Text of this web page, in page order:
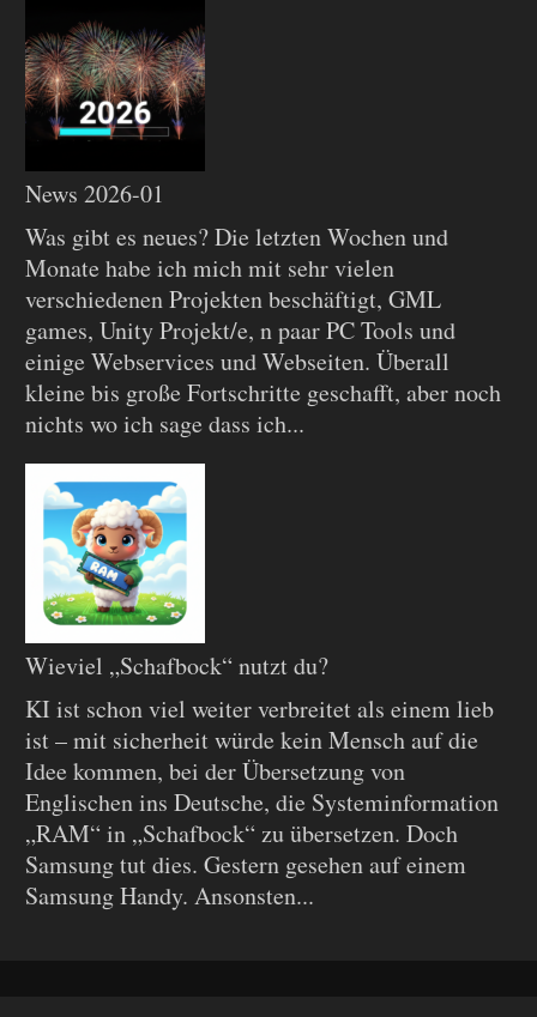
News 2026-01
Was gibt es neues? Die letzten Wochen und
Monate habe ich mich mit sehr vielen
verschiedenen Projekten beschäftigt, GML
games, Unity Projekt/e, n paar PC Tools und
einige Webservices und Webseiten. Überall
kleine bis große Fortschritte geschafft, aber noch
nichts wo ich sage dass ich...
Wieviel „Schafbock“ nutzt du?
KI ist schon viel weiter verbreitet als einem lieb
ist – mit sicherheit würde kein Mensch auf die
Idee kommen, bei der Übersetzung von
Englischen ins Deutsche, die Systeminformation
„RAM“ in „Schafbock“ zu übersetzen. Doch
Samsung tut dies. Gestern gesehen auf einem
Samsung Handy. Ansonsten...